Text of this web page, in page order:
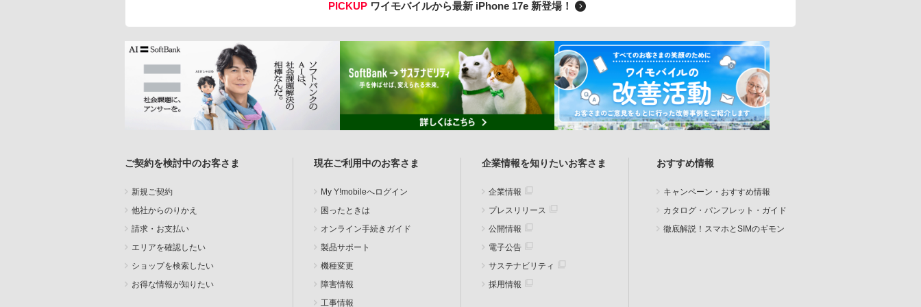
PICKUP ワイモバイルから最新 iPhone 17e 新登場！
ご契約を検討中のお客さま
新規ご契約
他社からのりかえ
請求・お支払い
エリアを確認したい
ショップを検索したい
お得な情報が知りたい
現在ご利用中のお客さま
My Y!mobileへログイン
困ったときは
オンライン手続きガイド
製品サポート
機種変更
障害情報
工事情報
企業情報を知りたいお客さま
企業情報
プレスリリース
公開情報
電子公告
サステナビリティ
採用情報
おすすめ情報
キャンペーン・おすすめ情報
カタログ・パンフレット・ガイド
徹底解説！スマホとSIMのギモン